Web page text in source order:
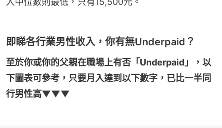
即睇各行業男性收入，你有無Underpaid？
至於你或你的父親在職場上有否「Underpaid」，以
下圖表可參考，只要月入達到以下數字，已比一半同
行男性高▼▼▼